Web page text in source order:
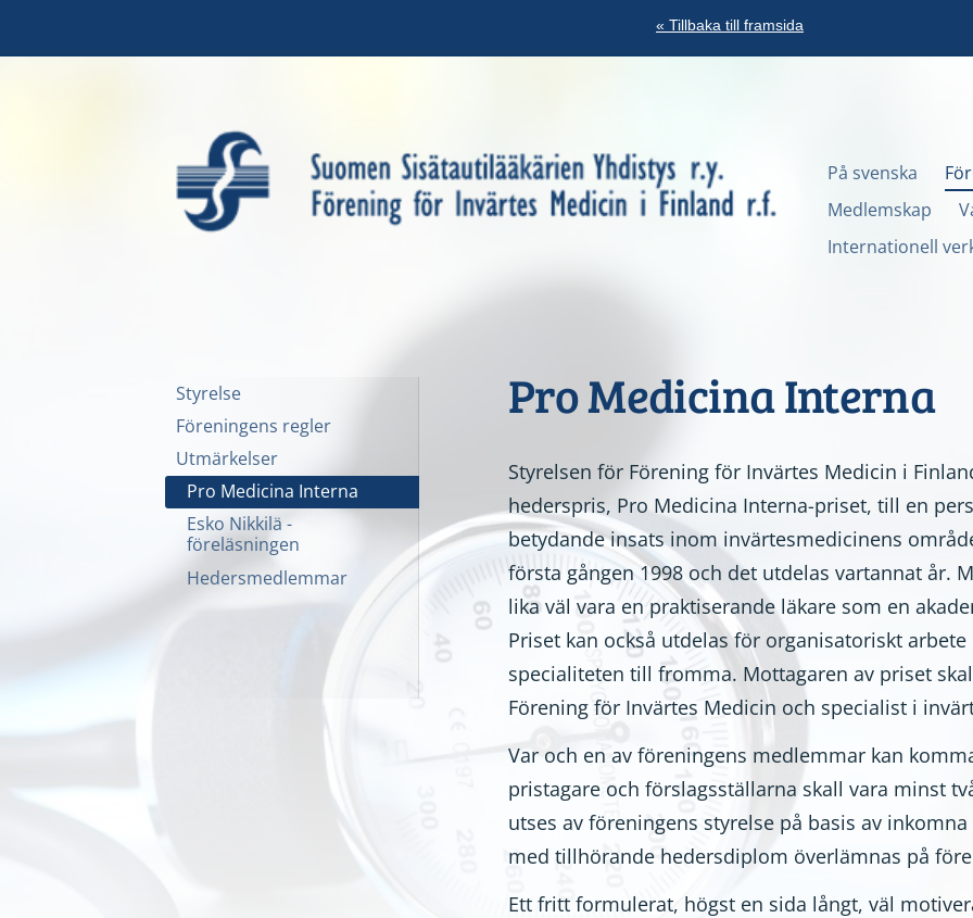
till
« Tillbaka till framsida
Suomen Sisätautilääkärien Yhdistys r.y.
På svenska
Medlemskap
Internationell
Styrelse
Föreningens regler
Utmärkelser
Pro Medicina Interna
Esko Nikkilä -
föreläsningen
Hedersmedlemmar
Pro Medicina Interna
Styrelsen för Förening för Invärtes Medicin i
hederspris, Pro Medicina Interna-priset, till en
betydande insats inom invärtesmedicinens
första gången 1998 och det utdelas vartannat år.
lika väl vara en praktiserande läkare som en
Priset kan också utdelas för organisatoriskt
specialiteten till fromma. Mottagaren av priset
Förening för Invärtes Medicin och specialist i
Var och en av föreningens medlemmar kan
pristagare och förslagsställarna skall vara minst
utses av föreningens styrelse på basis av
med tillhörande hedersdiplom överlämnas på
Ett fritt formulerat, högst en sida långt, väl